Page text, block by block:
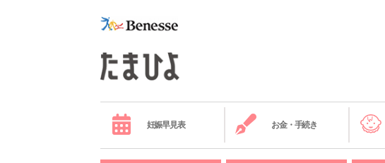
妊娠早見表 お金・手続き